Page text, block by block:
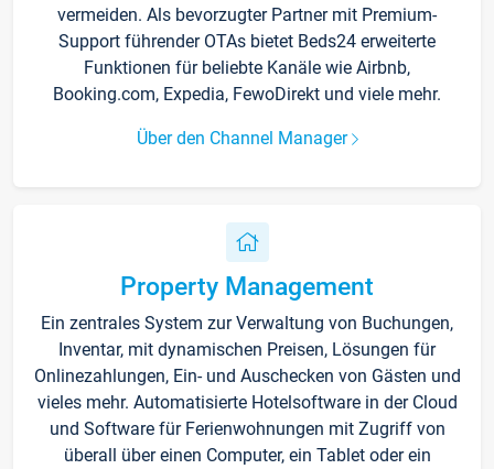
vermeiden. Als bevorzugter Partner mit Premium-
Support führender OTAs bietet Beds24 erweiterte
Funktionen für beliebte Kanäle wie Airbnb,
Booking.com, Expedia, FewoDirekt und viele mehr.
Über den Channel Manager
Property Management
Ein zentrales System zur Verwaltung von Buchungen,
Inventar, mit dynamischen Preisen, Lösungen für
Onlinezahlungen, Ein- und Auschecken von Gästen und
vieles mehr. Automatisierte Hotelsoftware in der Cloud
und Software für Ferienwohnungen mit Zugriff von
überall über einen Computer, ein Tablet oder ein